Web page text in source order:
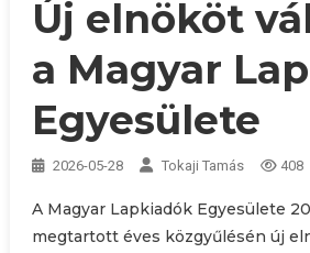
Új elnököt
a Magyar
Egyesülete
2026-05-28 Tokaji Tamás 408
A Magyar Lapkiadók Egyesülete
megtartott éves közgyűlésén új